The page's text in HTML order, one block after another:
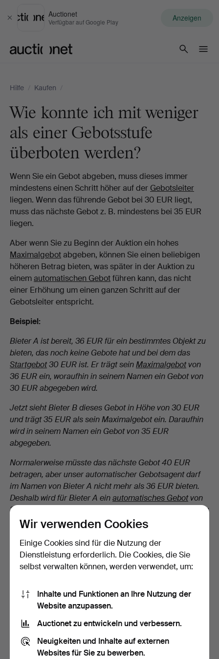
Schließen
Auctionet
Verfügbar auf Google Play Anzeigen
Hilfe / Kaufen /
Wie konnte ich mit weniger
als einer Gebotsstufe
überboten werden?
Wenn Sie ein Gebot abgeben, muss dieses immer
mindestens einen Schritt höher auf der Gebotsleiter
liegen. Wenn das führende Gebot bei 30 EUR liegt,
muss das nächste Gebot z. B. mindestens bei 35 EUR
liegen.
Aber wenn Sie zu Beginn der Auktion ein hohes
Maximalgebotabgeben, können Sie einen beliebigen
höheren Betrag bieten, was später in der Auktion zu
einemautomatischen Gebotführen kann, das nicht
einer Erhöhung um einen ganzen Schritt auf der
Gebotsleiter entspricht.
Beispiel:
Bieter A ist bereit, 36 EUR für ein bestimmtes Objekt zu
bieten, das noch keine Gebote hat und bei dem das
Startgebot30 EUR ist. Er trägt seinMaximalgebotvon
36 EUR ein, woraufhin in seinem Namen ein Gebot von
30 EUR abgegeben wird.
Jetzt sieht Bieter B dieses Gebot in Höhe von 30 EUR
und trägt 35 EUR als sein Maximalgebot ein. Daraufhin
wird in seinem Namen ein Gebot von 35 EUR
abgegeben.
Normalerweise müsste das nächste Gebot 40 EUR
betragen, aber unser automatischer Gebotsagent darf
im Namen von Bieter A nicht mehr als 36 EUR bieten.
Deshalb wird für Bieter A einautomatisches Gebotvon
36 EUR abgegeben, wodurch Bieter A wieder in Führung
liegt.
Wir sehen also immer zu, dass die Person mit dem
höchsten Maximalgebot führt, auch wenn das bedeutet,
dass wir der Gebotsleiter nicht immer folgen können.
Suchen Sie etwas anderes?
Wir verwenden Cookies
Einige Cookies sind für die Nutzung der
Dienstleistung erforderlich. Die Cookies, die Sie
selbst verwalten können, werden verwendet, um:
Inhalte und Funktionen an Ihre Nutzung der
Website anzupassen.
Auctionet zu entwickeln und verbessern.
Neuigkeiten und Inhalte auf externen
Websites für Sie zu bewerben.